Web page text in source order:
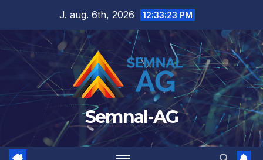
content
J. aug. 6th, 2026 12:33:25 PM
Semnal-AG